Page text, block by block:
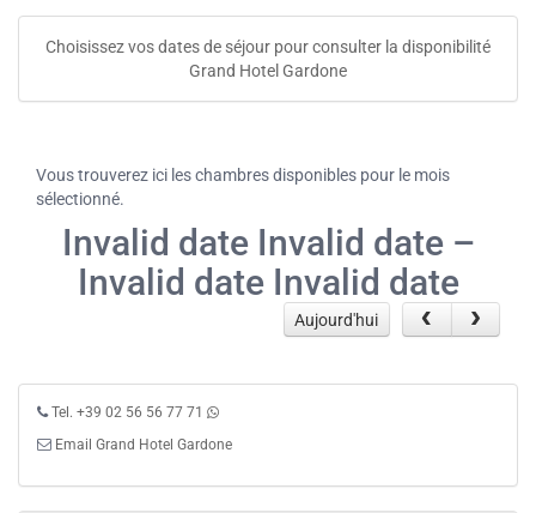
Choisissez vos dates de séjour pour consulter la disponibilité
Grand Hotel Gardone
Vous trouverez ici les chambres disponibles pour le mois
sélectionné.
Invalid date Invalid date –
Invalid date Invalid date
Aujourd'hui
Tel. +39 02 56 56 77 71
Email Grand Hotel Gardone